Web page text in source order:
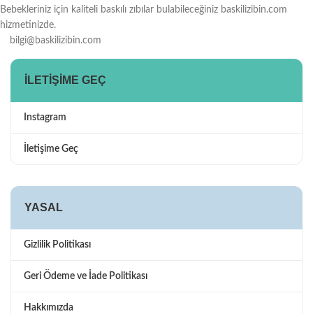
Bebekleriniz için kaliteli baskılı zıbılar bulabileceğiniz baskilizibin.com
hizmetinizde.
bilgi@baskilizibin.com
İLETIŞIME GEÇ
Instagram
İletişime Geç
YASAL
Gizlilik Politikası
Geri Ödeme ve İade Politikası
Hakkımızda